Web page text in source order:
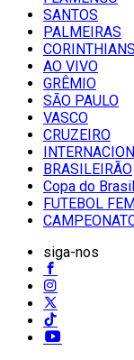
SANTOS
PALMEIRAS
CORINTHIANS
AO VIVO
GRÊMIO
SĀO PAULO
VASCO
CRUZEIRO
BRASILEIRÃO
Copa do Brasil
FUTEBOL
siga-nos